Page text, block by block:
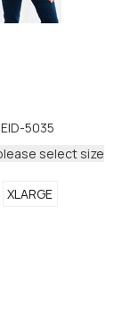
5035
select size
XLARGE